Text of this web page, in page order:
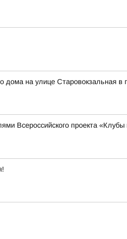
на улице Старовокзальная в
Всероссийского проекта